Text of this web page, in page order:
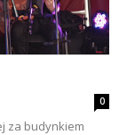
0
za budynkiem